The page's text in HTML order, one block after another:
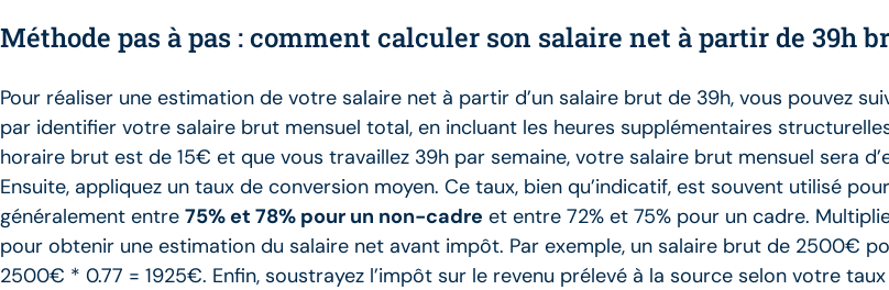
Méthode pas à pas : comment calculer son salaire net à partir de 39h
Pour réaliser une estimation de votre salaire net à partir d’un salaire brut de 39h, vous pouvez
par identifier votre salaire brut mensuel total, en incluant les heures supplémentaires
horaire brut est de 15€ et que vous travaillez 39h par semaine, votre salaire brut mensuel sera
Ensuite, appliquez un taux de conversion moyen. Ce taux, bien qu’indicatif, est souvent utilisé
généralement entre 75% et 78% pour un non-cadre et entre 72% et 75% pour un cadre.
pour obtenir une estimation du salaire net avant impôt. Par exemple, un salaire brut de 2500€
2500€ * 0.77 = 1925€. Enfin, soustrayez l’impôt sur le revenu prélevé à la source selon votre